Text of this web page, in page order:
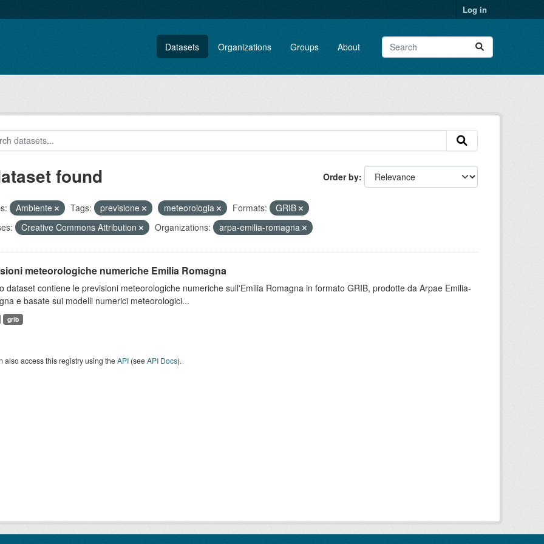
Log in
Datasets Organizations Groups About
Order by
found
Ambiente Tags: previsione meteorologia Formats:
GRIB
Creative Commons Attribution Organizations: arpa-emilia-romagna
meteorologiche numeriche Emilia Romagna
dataset contiene le previsioni meteorologiche numeriche sull'Emilia Romagna in formato GRIB, prodotte da Arpae Emilia-
e basate sui modelli numerici meteorologici...
grib
also access this registry using theAPI(seeAPI Docs).